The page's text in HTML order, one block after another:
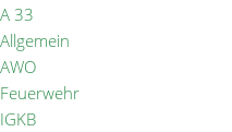
A 33
Allgemein
AWO
Feuerwehr
IGKB